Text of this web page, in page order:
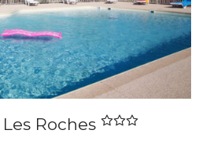
Roches